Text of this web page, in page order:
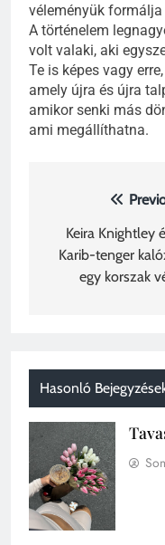
véleményük
A történelem
volt valaki, aki
Te is képes vagy
amely újra és újra
amikor senki más
ami megállíthatna.
Bejegyzés
navigáció
Keira Knightley
Karib-tenger
egy korszak
Hasonló